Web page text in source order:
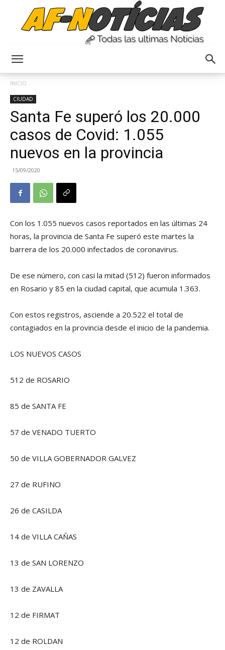
INICIO
CIUDAD
Santa Fe superó los 20.000
casos de Covid: 1.055
nuevos en la provincia
15/09/2020
Con los 1.055 nuevos casos reportados en las últimas 24
horas, la provincia de Santa Fe superó este martes la
barrera de los 20.000 infectados de coronavirus.
De ese número, con casi la mitad (512) fueron informados
en Rosario y 85 en la ciudad capital, que acumula 1.363.
Con estos registros, asciende a 20.522 el total de
contagiados en la provincia desde el inicio de la pandemia.
LOS NUEVOS CASOS
512 de ROSARIO
85 de SANTA FE
57 de VENADO TUERTO
50 de VILLA GOBERNADOR GALVEZ
27 de RUFINO
26 de CASILDA
14 de VILLA CAÑAS
13 de SAN LORENZO
13 de ZAVALLA
12 de FIRMAT
12 de ROLDAN